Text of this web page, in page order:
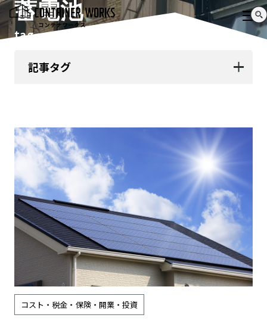
蓄電池
tag
記事タグ
コスト・税金・保険・開業・投資